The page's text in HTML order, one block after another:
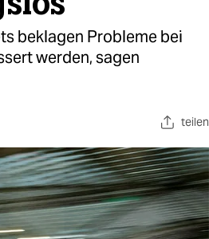
beklagen Probleme bei
werden, sagen
teilen